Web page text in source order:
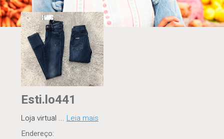
Esti.lo441
Loja virtual ... Leia mais
Endereço: